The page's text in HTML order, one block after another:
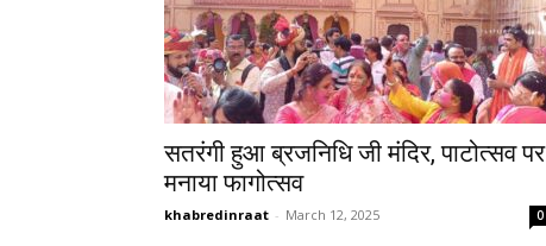
सतरंगी हुआ ब्रजनिधि जी मंदिर, पाटोत्सव पर
मनाया फागोत्सव
khabredinraat - March 12, 2025 0